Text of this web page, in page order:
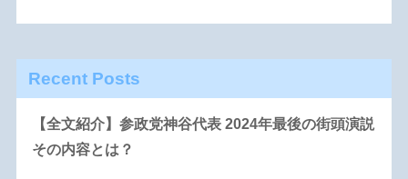
Recent Posts
【全文紹介】参政党神谷代表 2024年最後の街頭演説
その内容とは？